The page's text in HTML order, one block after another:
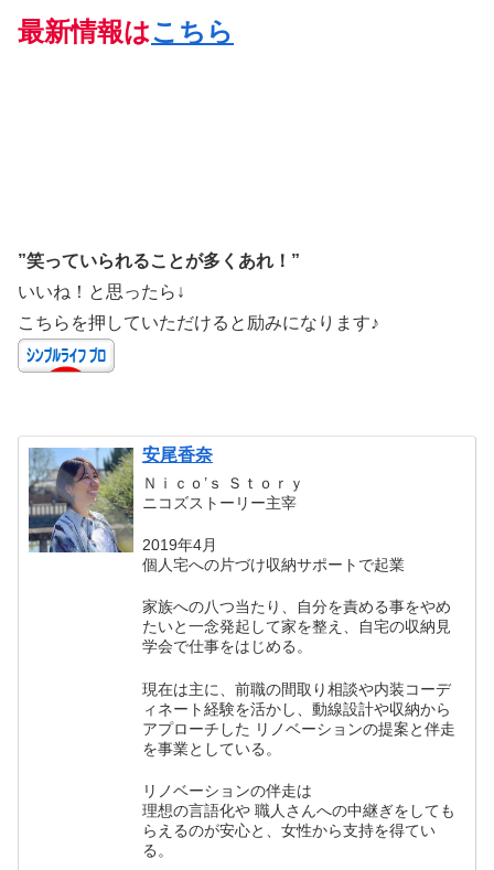
最新情報はこちら
”笑っていられることが多くあれ！”
いいね！と思ったら↓
こちらを押していただけると励みになります♪
安尾香奈
Ｎｉｃｏ’ｓ Ｓｔｏｒｙ
ニコズストーリー主宰
2019年4月
個人宅への片づけ収納サポートで起業
家族への八つ当たり、自分を責める事をやめ
たいと一念発起して家を整え、自宅の収納見
学会で仕事をはじめる。
現在は主に、前職の間取り相談や内装コーデ
ィネート経験を活かし、動線設計や収納から
アプローチした リノベーションの提案と伴走
を事業としている。
リノベーションの伴走は
理想の言語化や 職人さんへの中継ぎをしても
らえるのが安心と、女性から支持を得てい
る。